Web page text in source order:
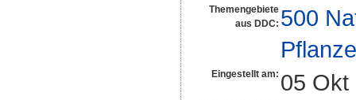
Themengebiete
aus DDC: 500
Eingestellt am: 05 Okt